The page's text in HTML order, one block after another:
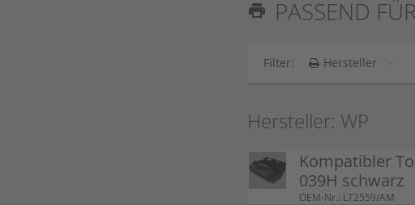
print PASSEND
Filter: Hersteller
Hersteller: WP
Kompatibler
039H schwarz
OEM-Nr.: LT2559/AM